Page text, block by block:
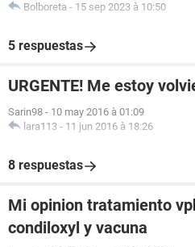
Bolboreta - 15 sep 2023 à 10:50
5 respuestas
URGENTE! Me estoy
Sarin98 - 10 may 2016 à 01:09
lara113 - 11 jun 2016 à 18:26
8 respuestas
Mi opinion tratamiento
condiloxyl y vacuna